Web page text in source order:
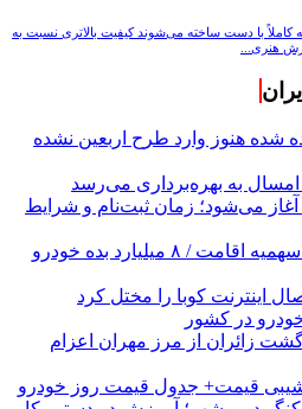
کاملاً با دست ساخته می‌شوند کیفیت بالاتری نسبت به
هنری...
داده شده هنوز وارد طرح اربعین نشده
امسال به بهره‌برداری می‌رسد
می‌شود؛ زمان ثبت‌نام و شرایط
کاسبی خارج‌نشین‌ها با سهمیه اقامت / ۸ میلیارد بده خودرو
اینترنت کوبا را مختل کرد
بازگشت زائران از مرز مهران اعزام
قیمت+ جدول قیمت روز خودرو